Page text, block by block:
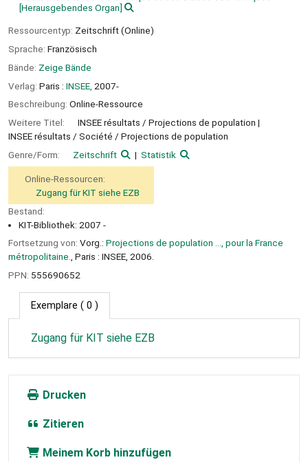
[Herausgebendes Organ]
Ressourcentyp: Zeitschrift (Online)
Sprache: Französisch
Bände: Zeige Bände
Verlag: Paris : INSEE, 2007-
Beschreibung: Online-Ressource
Weitere Titel:
INSEE résultats / Projections de population
INSEE résultats / Société / Projections de population
Genre/Form:
Zeitschrift Statistik
Online-Ressourcen:
Zugang für KIT siehe EZB
Bestand:
KIT-Bibliothek: 2007 -
Fortsetzung von: Vorg.: Projections de population ..., pour la France
métropolitaine., Paris : INSEE, 2006.
PPN: 555690652
Exemplare ( 0 )
Zugang für KIT siehe EZB
Drucken
Zitieren
Meinem Korb hinzufügen